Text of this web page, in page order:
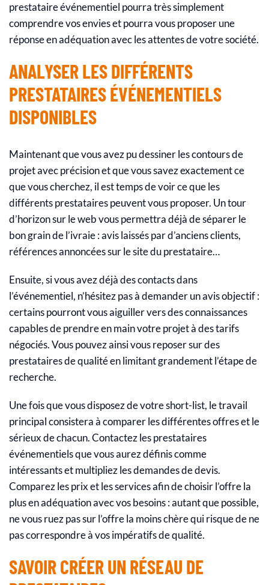
prestataire événementiel pourra très simplement
comprendre vos envies et pourra vous proposer une
réponse en adéquation avec les attentes de votre société.
ANALYSER LES DIFFÉRENTS
PRESTATAIRES ÉVÉNEMENTIELS
DISPONIBLES
Maintenant que vous avez pu dessiner les contours de
projet avec précision et que vous savez exactement ce
que vous cherchez, il est temps de voir ce que les
différents prestataires peuvent vous proposer. Un tour
d’horizon sur le web vous permettra déjà de séparer le
bon grain de l’ivraie : avis laissés par d’anciens clients,
références annoncées sur le site du prestataire…
Ensuite, si vous avez déjà des contacts dans
l’événementiel, n’hésitez pas à demander un avis objectif :
certains pourront vous aiguiller vers des connaissances
capables de prendre en main votre projet à des tarifs
négociés. Vous pouvez ainsi vous reposer sur des
prestataires de qualité en limitant grandement l’étape de
recherche.
Une fois que vous disposez de votre short-list, le travail
principal consistera à comparer les différentes offres et le
sérieux de chacun. Contactez les prestataires
événementiels que vous aurez définis comme
intéressants et multipliez les demandes de devis.
Comparez les prix et les services afin de choisir l’offre la
plus en adéquation avec vos besoins : autant que possible,
ne vous ruez pas sur l’offre la moins chère qui risque de ne
pas correspondre à vos impératifs de qualité.
SAVOIR CRÉER UN RÉSEAU DE